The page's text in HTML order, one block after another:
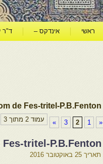
ראשי אינדקס – ד"ר
de Fes-tritel-P.B.Fenton
עמוד 2 מתוך 3 «
1
2
3
»
tritel-P.B.Fenton
תאריך 25 באוקטובר 2016